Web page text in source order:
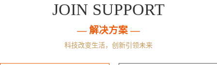
JOIN SUPPORT
— 解决方案 —
科技改变生活，创新引领未来